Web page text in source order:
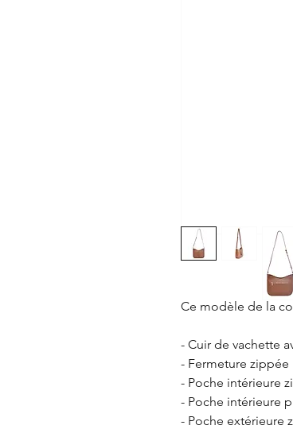
Ce modèle de la
- Cuir de vachette
- Fermeture zippée
- Poche intérieure
- Poche intérieure
- Poche extérieure